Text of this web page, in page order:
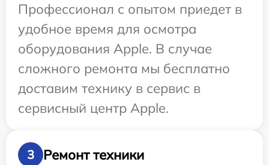
Профессионал с опытом приедет в
удобное время для осмотра
оборудования Apple. В случае
сложного ремонта мы бесплатно
доставим технику в сервис в
сервисный центр Apple.
3
Ремонт техники